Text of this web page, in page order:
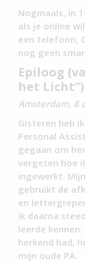
Nogmaals, in
als je online
een telefoon,
nog geen
Epiloog
het Licht”)
Amsterdam, 8
Gisteren heb
Personal
gegaan om
vergeten hoe
ingewerkt.
gebruikt de
en
ik daarna
leerde
herkend had,
mijn oude PA.